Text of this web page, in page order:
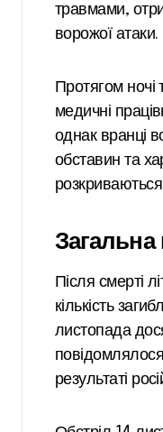
травмами,
ворожої атаки.
Протягом ночі
медичні
однак вранці
обставин та
Загальна
Після смерті
кількість
листопада
результаті